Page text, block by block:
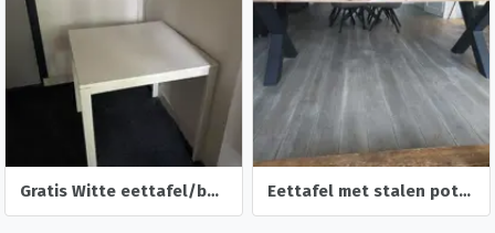
Gratis Witte eettafel/bureautafel (IKEA VIHALS) Eettafel met stalen poten